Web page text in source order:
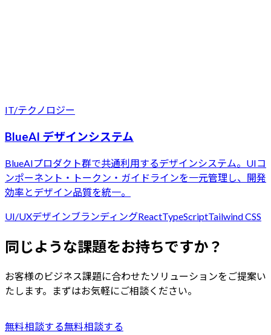
IT/テクノロジー
BlueAI デザインシステム
BlueAIプロダクト群で共通利用するデザインシステム。UIコ
ンポーネント・トークン・ガイドラインを一元管理し、開発
効率とデザイン品質を統一。
UI/UXデザインブランディングReactTypeScriptTailwind CSS
同じような課題をお持ちですか？
お客様のビジネス課題に合わせたソリューションをご提案い
たします。まずはお気軽にご相談ください。
無料相談する無料相談する